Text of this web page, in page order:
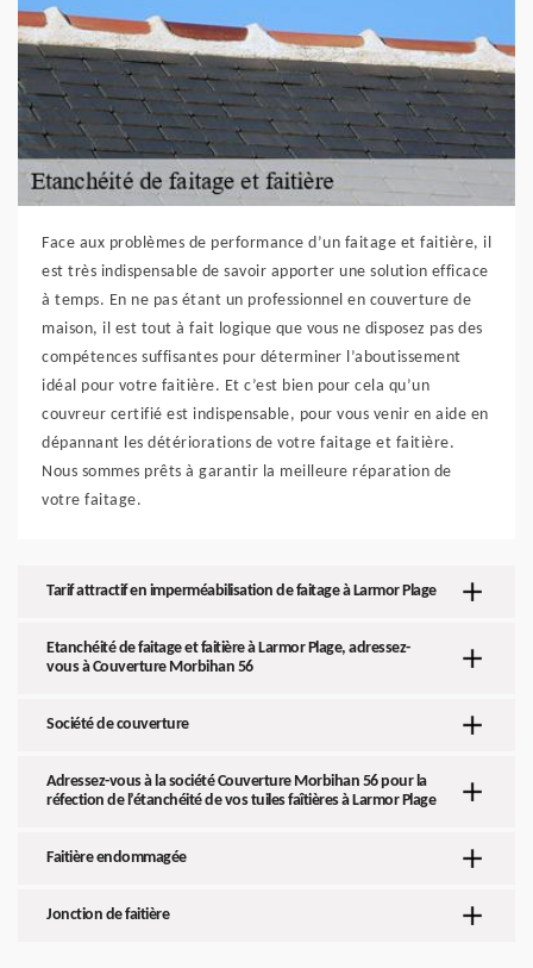
Face aux problèmes de performance d’un faitage et faitière, il
est très indispensable de savoir apporter une solution efficace
à temps. En ne pas étant un professionnel en couverture de
maison, il est tout à fait logique que vous ne disposez pas des
compétences suffisantes pour déterminer l’aboutissement
idéal pour votre faitière. Et c’est bien pour cela qu’un
couvreur certifié est indispensable, pour vous venir en aide en
dépannant les détériorations de votre faitage et faitière.
Nous sommes prêts à garantir la meilleure réparation de
votre faitage.
Tarif attractif en imperméabilisation de faitage à Larmor Plage
Etanchéité de faitage et faitière à Larmor Plage, adressez-
vous à Couverture Morbihan 56
Société de couverture
Adressez-vous à la société Couverture Morbihan 56 pour la
réfection de l’étanchéité de vos tuiles faîtières à Larmor Plage
Faitière endommagée
Jonction de faitière